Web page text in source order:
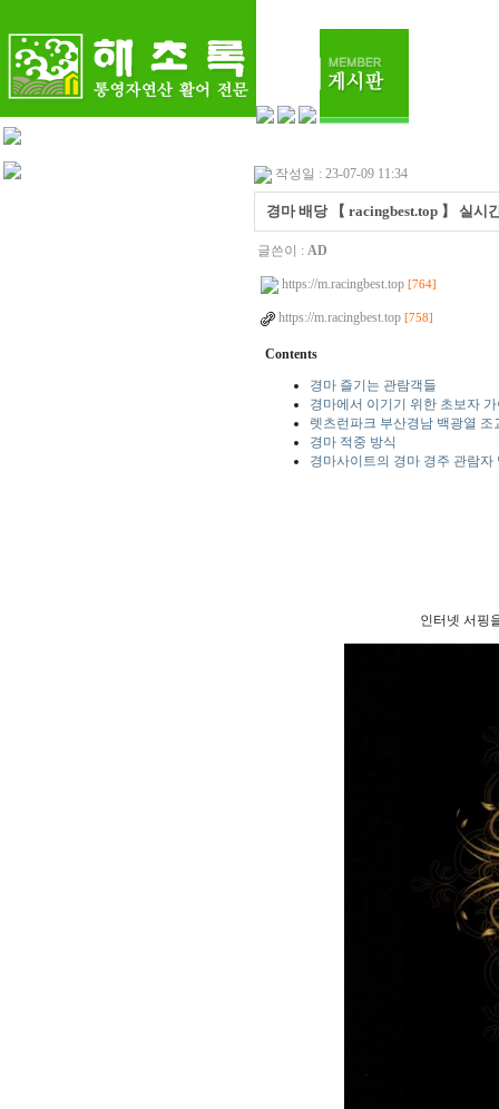
작성일 : 23-07-09 11:34
경마 배당 【 racingbest.top 】 실시
글쓴이 : AD
https://m.racingbest.top [764]
https://m.racingbest.top [758]
Contents
경마 즐기는 관람객들
경마에서 이기기 위한 초보자
렛츠런파크 부산경남 백광열 조
경마 적중 방식
경마사이트의 경마 경주 관람자
인터넷 서핑